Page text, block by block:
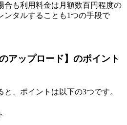
合も利用料金は月額数百円程度の
ンタルすることも1つの手段で
アップロード】のポイント
、ポイントは以下の3つです。